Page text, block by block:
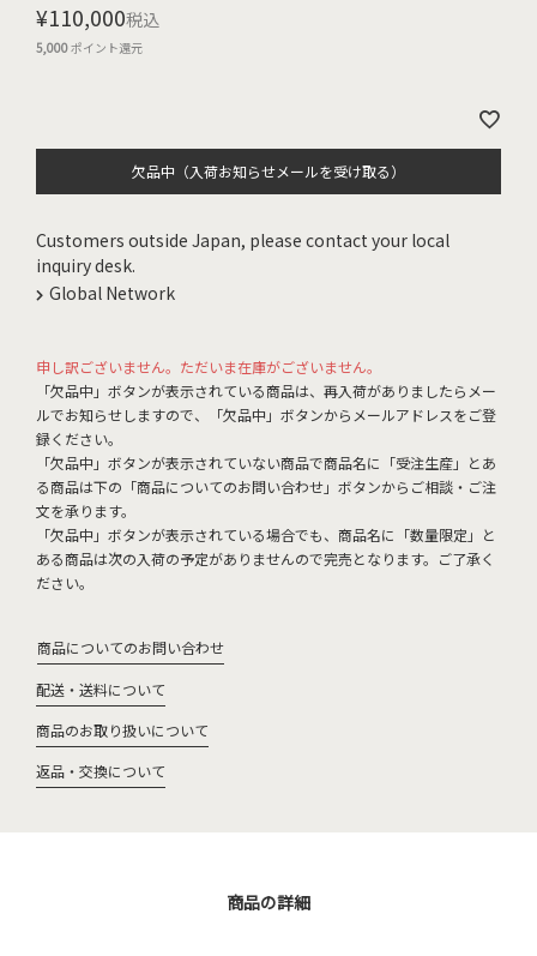
¥110,000税込
5,000ポイント還元
欠品中（入荷お知らせメールを受け取る）
Customers outside Japan, please contact your local
inquiry desk.
Global Network
申し訳ございません。ただいま在庫がございません。
「欠品中」ボタンが表示されている商品は、再入荷がありましたらメー
ルでお知らせしますので、「欠品中」ボタンからメールアドレスをご登
録ください。
「欠品中」ボタンが表示されていない商品で商品名に「受注生産」とあ
る商品は下の「商品についてのお問い合わせ」ボタンからご相談・ご注
文を承ります。
「欠品中」ボタンが表示されている場合でも、商品名に「数量限定」と
ある商品は次の入荷の予定がありませんので完売となります。ご了承く
ださい。
商品についてのお問い合わせ
配送・送料について
商品のお取り扱いについて
返品・交換について
商品の詳細